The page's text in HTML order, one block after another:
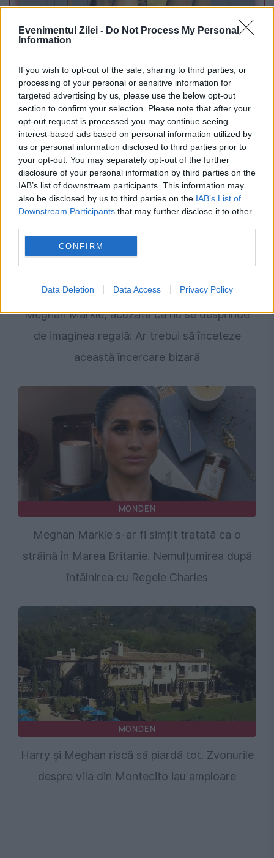
Evenimentul Zilei - Do Not Process My Personal
Information
If you wish to opt-out of the sale, sharing to third parties, or
processing of your personal or sensitive information for
targeted advertising by us, please use the below opt-out
section to confirm your selection. Please note that after your
opt-out request is processed you may continue seeing
interest-based ads based on personal information utilized by
us or personal information disclosed to third parties prior to
your opt-out. You may separately opt-out of the further
disclosure of your personal information by third parties on the
IAB’s list of downstream participants. This information may
also be disclosed by us to third parties on the IAB’s List of
Downstream Participants that may further disclose it to other
CONFIRM
Data Deletion Data Access Privacy Policy
PSD cere activarea mecanismului european
de urgență pentru energie și susține
menținerea centralelor pe cărbune. Critici la
adresa lui Bolojan
MONDEN
Meghan Markle, acuzată că nu se desprinde
de imaginea regală: Ar trebui să înceteze
această încercare bizară
MONDEN
Meghan Markle s-ar fi simțit tratată ca o
străină în Marea Britanie. Nemulțumirea după
întâlnirea cu Regele Charles
MONDEN
Harry și Meghan riscă să piardă tot. Zvonurile
despre vila din Montecito iau amploare